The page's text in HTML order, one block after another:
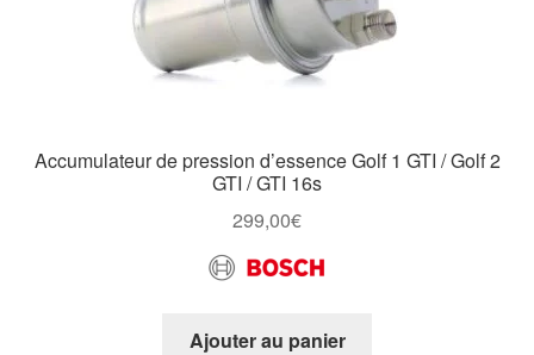
Accumulateur de pression d’essence Golf 1 GTI / Golf 2
GTI / GTI 16s
299,00€
Ajouter au panier